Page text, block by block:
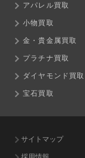
アパレル買取
小物買取
金・貴金属買取
プラチナ買取
ダイヤモンド買取
宝石買取
サイトマップ